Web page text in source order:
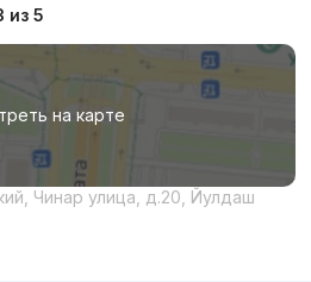
из 5
на карте
Чинар улица, д.20, Йулдаш